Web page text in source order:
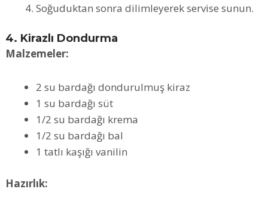
Soğuduktan sonra dilimleyerek servise sunun.
4. Kirazlı Dondurma
Malzemeler:
2 su bardağı dondurulmuş kiraz
1 su bardağı süt
1/2 su bardağı krema
1/2 su bardağı bal
1 tatlı kaşığı vanilin
Hazırlık: